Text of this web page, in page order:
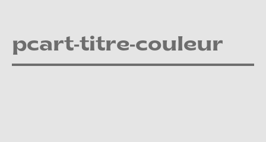
pcart-titre-couleur